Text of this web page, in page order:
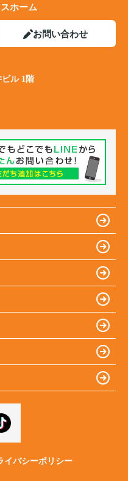
ホーム
お問い合わせ
ル 1階
イバシーポリシー